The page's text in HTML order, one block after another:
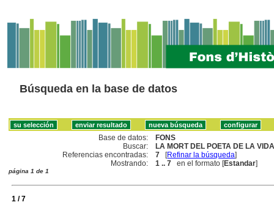
Búsqueda en la base de datos
Base de datos:
FONS
Buscar:
LA MORT DEL POETA DE LA
Referencias encontradas:
7 [Refinar la búsqueda]
Mostrando:
1 .. 7 en el formato [Estandar]
página 1 de 1
1 / 7